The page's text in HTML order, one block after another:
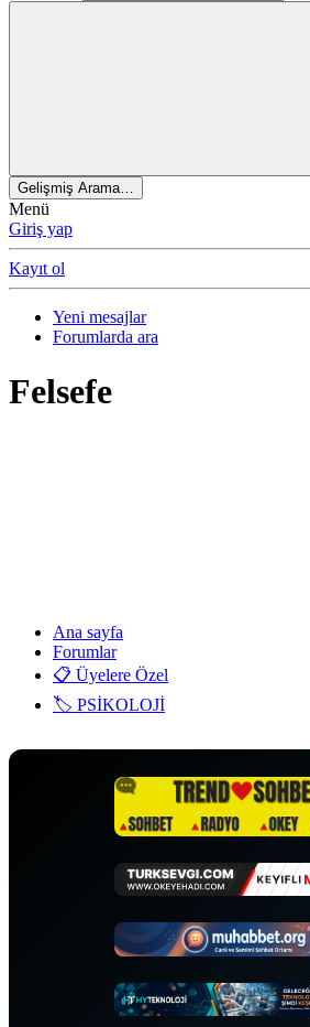
Gelişmiş Arama…
Menü
Giriş yap
Kayıt ol
Yeni mesajlar
Forumlarda ara
Felsefe
Ana sayfa
Forumlar
📋 Üyelere Özel
🏷️ PSİKOLOJİ